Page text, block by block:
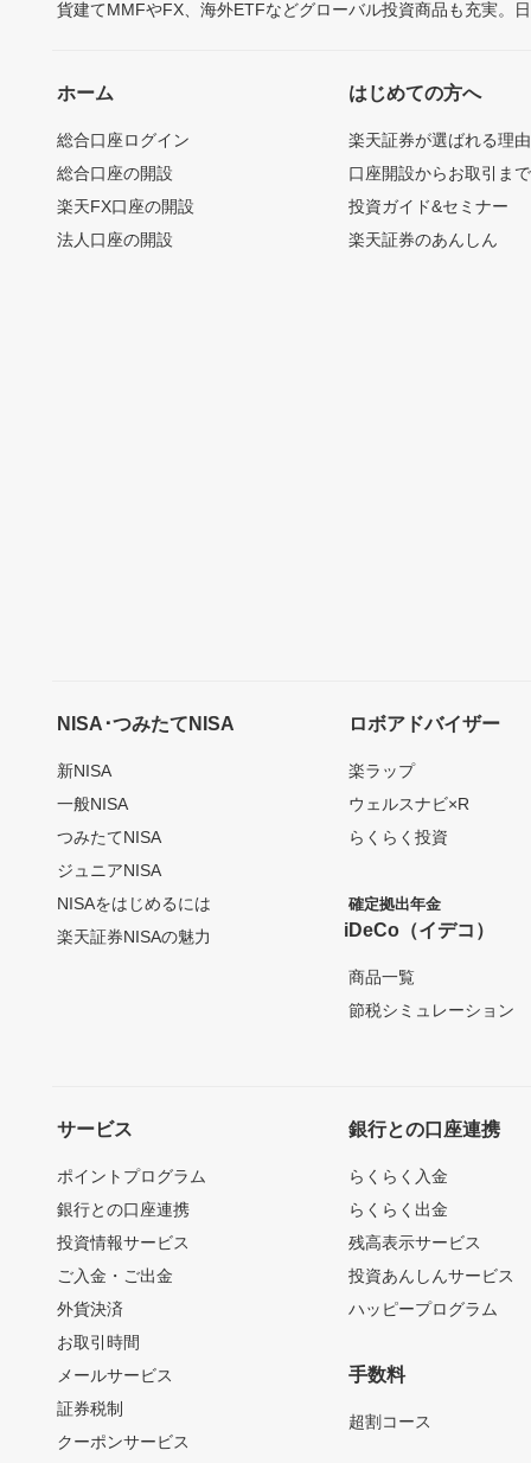
貨建てMMFやFX、海外ETFなどグローバル投資商品も充実。
ホーム
総合口座ログイン
総合口座の開設
楽天FX口座の開設
法人口座の開設
はじめての方へ
楽天証券が選ばれる理由
口座開設からお取引ま
投資ガイド&セミナー
楽天証券のあんしん
NISA･つみたてNISA
新NISA
一般NISA
つみたてNISA
ジュニアNISA
NISAをはじめるには
楽天証券NISAの魅力
ロボアドバイザー
楽ラップ
ウェルスナビ×R
らくらく投資
確定拠出年金
iDeCo（イデコ）
商品一覧
節税シミュレーション
サービス
ポイントプログラム
銀行との口座連携
投資情報サービス
ご入金・ご出金
外貨決済
お取引時間
メールサービス
証券税制
クーポンサービス
銀行との口座連携
らくらく入金
らくらく出金
残高表示サービス
投資あんしんサービス
ハッピープログラム
手数料
超割コース